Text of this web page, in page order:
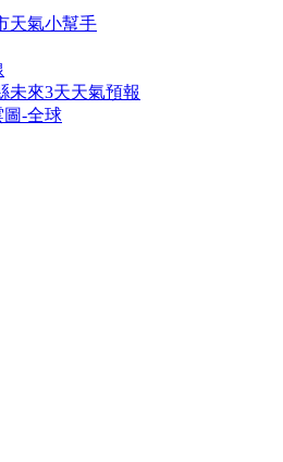
天氣小幫手
未來3天天氣預報
圖-全球